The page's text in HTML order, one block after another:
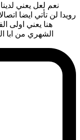
نعم لعل يعني
رويدا لن تأتي ايضا
هنا يعني اولى
الشهري من ابا